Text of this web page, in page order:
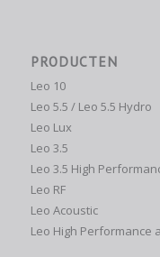
PRODUCTEN
Leo 10
Leo 5.5 / Leo 5.5 Hydro
Leo Lux
Leo 3.5
Leo 3.5 High
Leo RF
Leo Acoustic
Leo High Performance